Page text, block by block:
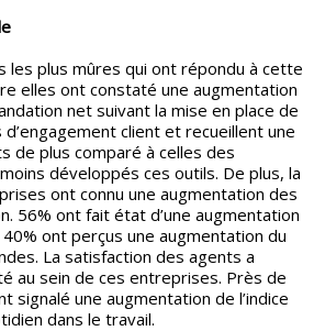
les plus mûres qui ont répondu à cette
elles ont constaté une augmentation
net suivant la mise en place de
client et recueillent une
de plus comparé à celles des
développés ces outils. De plus, la
ont connu une augmentation des
56% ont fait état d’une augmentation
ont perçus une augmentation du
La satisfaction des agents a
au sein de ces entreprises. Près de
signalé une augmentation de l’indice
dans le travail.